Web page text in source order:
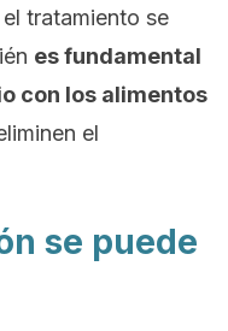
tratamiento se
es fundamental
con los alimentos
el
se puede